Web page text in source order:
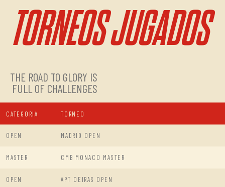
TORNEOS JUGADOS
THE ROAD TO GLORY IS
FULL OF CHALLENGES
CATEGORIA TORNEO
OPEN MADRID OPEN
MASTER CMB MONACO MASTER
OPEN APT OEIRAS OPEN